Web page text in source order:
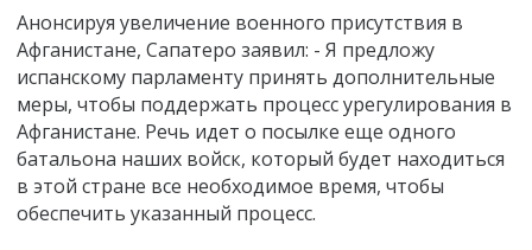
Анонсируя увеличение военного присутствия в
Афганистане, Сапатеро заявил: - Я предложу
испанскому парламенту принять дополнительные
меры, чтобы поддержать процесс урегулирования в
Афганистане. Речь идет о посылке еще одного
батальона наших войск, который будет находиться
в этой стране все необходимое время, чтобы
обеспечить указанный процесс.